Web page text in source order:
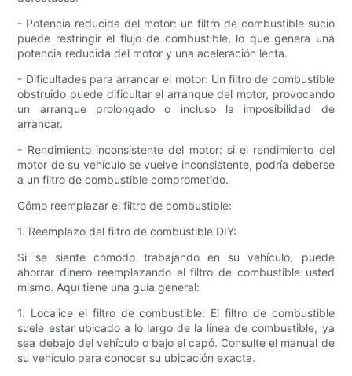
- Potencia reducida del motor: un filtro de combustible sucio
puede restringir el flujo de combustible, lo que genera una
potencia reducida del motor y una aceleración lenta.
- Dificultades para arrancar el motor: Un filtro de combustible
obstruido puede dificultar el arranque del motor, provocando
un arranque prolongado o incluso la imposibilidad de
arrancar.
- Rendimiento inconsistente del motor: si el rendimiento del
motor de su vehículo se vuelve inconsistente, podría deberse
a un filtro de combustible comprometido.
Cómo reemplazar el filtro de combustible:
1. Reemplazo del filtro de combustible DIY:
Si se siente cómodo trabajando en su vehículo, puede
ahorrar dinero reemplazando el filtro de combustible usted
mismo. Aquí tiene una guía general:
1. Localice el filtro de combustible: El filtro de combustible
suele estar ubicado a lo largo de la línea de combustible, ya
sea debajo del vehículo o bajo el capó. Consulte el manual de
su vehículo para conocer su ubicación exacta.